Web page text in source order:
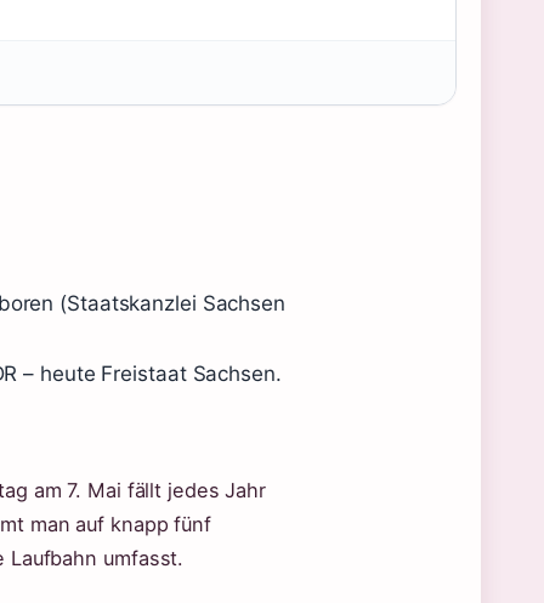
(Staatskanzlei Sachsen
– heute Freistaat Sachsen.
am 7. Mai fällt jedes Jahr
man auf knapp fünf
umfasst.